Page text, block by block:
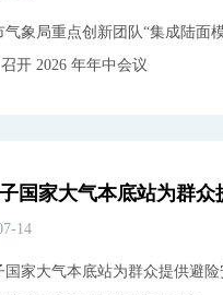
气象局重点创新团队“集成陆面
开 2026 年年中会议
14
国家大气本底站为群众提供避险